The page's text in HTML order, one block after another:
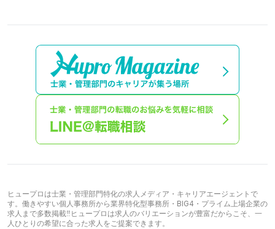
ヒュープロは士業・管理部門特化の求人メディア・キャリアエージェントで
す。働きやすい個人事務所から業界特化型事務所・BIG4・プライム上場企業の
求人まで多数掲載‼︎ヒュープロは求人のバリエーションが豊富だからこそ、一
人ひとりの希望に合った求人をご提案できます。